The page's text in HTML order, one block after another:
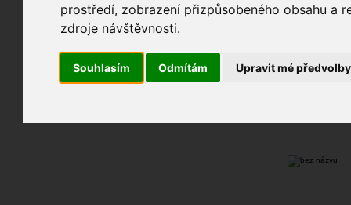
prostředí, zobrazení přizpůsobeného obsahu a
zdroje návštěvnosti.
Souhlasím Odmítám Upravit mé předvolby